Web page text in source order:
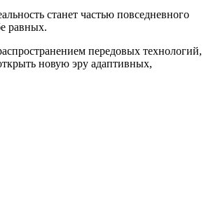
станет частью повседневного
равных.
передовых технологий,
новую эру адаптивных,